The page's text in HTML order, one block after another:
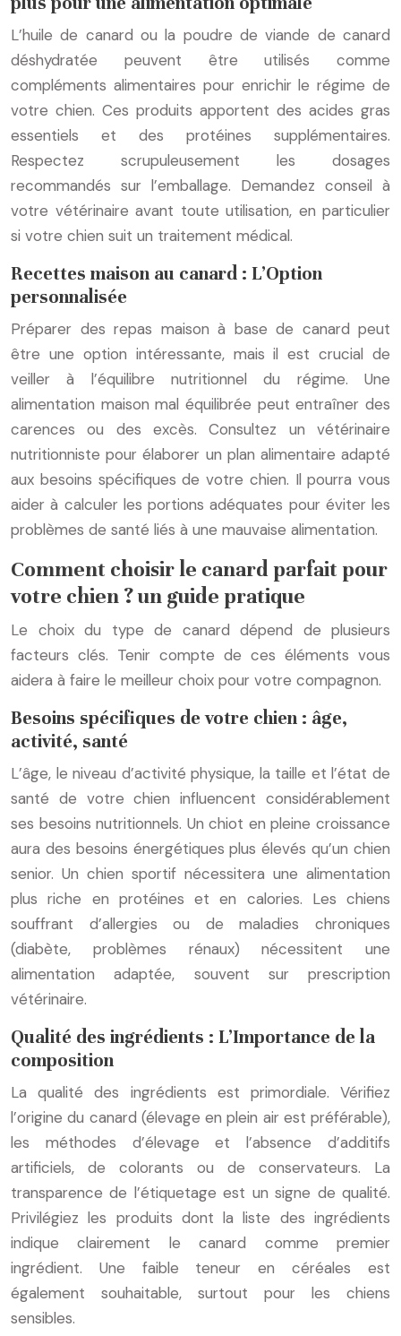
L’huile de canard ou la poudre de viande de canard
déshydratée peuvent être utilisés comme
compléments alimentaires pour enrichir le régime de
votre chien. Ces produits apportent des acides gras
essentiels et des protéines supplémentaires.
Respectez scrupuleusement les dosages
recommandés sur l’emballage. Demandez conseil à
votre vétérinaire avant toute utilisation, en particulier
si votre chien suit un traitement médical.
Recettes maison au canard : L’Option
personnalisée
Préparer des repas maison à base de canard peut
être une option intéressante, mais il est crucial de
veiller à l’équilibre nutritionnel du régime. Une
alimentation maison mal équilibrée peut entraîner des
carences ou des excès. Consultez un vétérinaire
nutritionniste pour élaborer un plan alimentaire adapté
aux besoins spécifiques de votre chien. Il pourra vous
aider à calculer les portions adéquates pour éviter les
problèmes de santé liés à une mauvaise alimentation.
Comment choisir le canard parfait pour
votre chien ? un guide pratique
Le choix du type de canard dépend de plusieurs
facteurs clés. Tenir compte de ces éléments vous
aidera à faire le meilleur choix pour votre compagnon.
Besoins spécifiques de votre chien : âge,
activité, santé
L’âge, le niveau d’activité physique, la taille et l’état de
santé de votre chien influencent considérablement
ses besoins nutritionnels. Un chiot en pleine croissance
aura des besoins énergétiques plus élevés qu’un chien
senior. Un chien sportif nécessitera une alimentation
plus riche en protéines et en calories. Les chiens
souffrant d’allergies ou de maladies chroniques
(diabète, problèmes rénaux) nécessitent une
alimentation adaptée, souvent sur prescription
vétérinaire.
Qualité des ingrédients : L’Importance de la
composition
La qualité des ingrédients est primordiale. Vérifiez
l’origine du canard (élevage en plein air est préférable),
les méthodes d’élevage et l’absence d’additifs
artificiels, de colorants ou de conservateurs. La
transparence de l’étiquetage est un signe de qualité.
Privilégiez les produits dont la liste des ingrédients
indique clairement le canard comme premier
ingrédient. Une faible teneur en céréales est
également souhaitable, surtout pour les chiens
sensibles.